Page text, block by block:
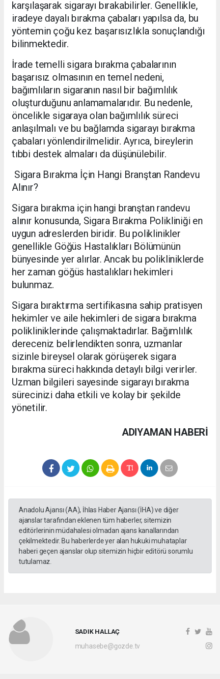
karşılaşarak sigarayı bırakabilirler. Genellikle,
iradeye dayalı bırakma çabaları yapılsa da, bu
yöntemin çoğu kez başarısızlıkla sonuçlandığı
bilinmektedir.
İrade temelli sigara bırakma çabalarının
başarısız olmasının en temel nedeni,
bağımlıların sigaranın nasıl bir bağımlılık
oluşturduğunu anlamamalarıdır. Bu nedenle,
öncelikle sigaraya olan bağımlılık süreci
anlaşılmalı ve bu bağlamda sigarayı bırakma
çabaları yönlendirilmelidir. Ayrıca, bireylerin
tıbbi destek almaları da düşünülebilir.
Sigara Bırakma İçin Hangi Branştan Randevu
Alınır?
Sigara bırakma için hangi branştan randevu
alınır konusunda, Sigara Bırakma Polikliniği en
uygun adreslerden biridir. Bu poliklinikler
genellikle Göğüs Hastalıkları Bölümünün
bünyesinde yer alırlar. Ancak bu polikliniklerde
her zaman göğüs hastalıkları hekimleri
bulunmaz.
Sigara bıraktırma sertifikasına sahip pratisyen
hekimler ve aile hekimleri de sigara bırakma
polikliniklerinde çalışmaktadırlar. Bağımlılık
dereceniz belirlendikten sonra, uzmanlar
sizinle bireysel olarak görüşerek sigara
bırakma süreci hakkında detaylı bilgi verirler.
Uzman bilgileri sayesinde sigarayı bırakma
sürecinizi daha etkili ve kolay bir şekilde
yönetilir.
ADIYAMAN HABERİ
Anadolu Ajansı (AA), İhlas Haber Ajansı (İHA) ve diğer
ajanslar tarafından eklenen tüm haberler, sitemizin
editörlerinin müdahalesi olmadan ajans kanallarından
çekilmektedir. Bu haberlerde yer alan hukuki muhataplar
haberi geçen ajanslar olup sitemizin hiçbir editörü sorumlu
tutulamaz.
SADIK HALLAÇ
muhasebe@gozde.tv